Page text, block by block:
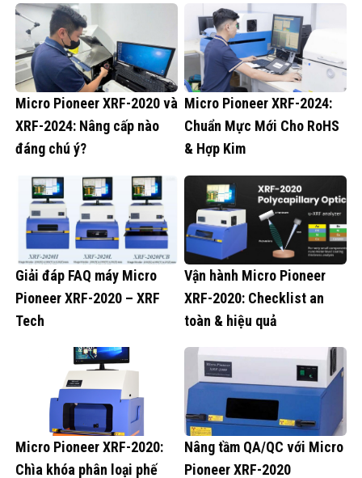
Micro Pioneer XRF-2020 và
XRF-2024: Nâng cấp nào
đáng chú ý?
Micro Pioneer XRF-2024:
Chuẩn Mực Mới Cho RoHS
& Hợp Kim
Giải đáp FAQ máy Micro
Pioneer XRF-2020 – XRF
Tech
Vận hành Micro Pioneer
XRF-2020: Checklist an
toàn & hiệu quả
Micro Pioneer XRF-2020:
Chìa khóa phân loại phế
Nâng tầm QA/QC với Micro
Pioneer XRF-2020